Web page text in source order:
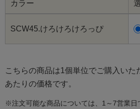
カラー
SCW45.けろけろけろっぴ
こちらの商品は1個単位でご購入いた
あたりの価格です。
※注文可能な商品については、1～7営業日